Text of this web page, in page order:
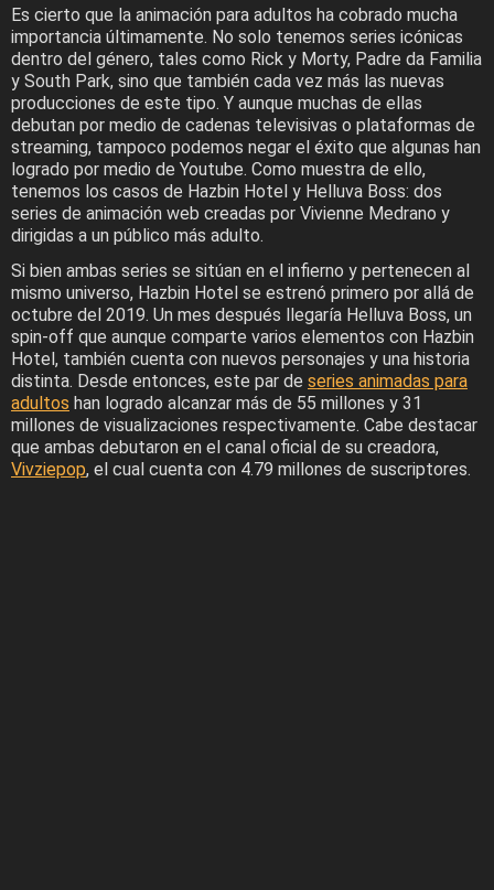
Es cierto que la animación para adultos ha cobrado mucha
importancia últimamente. No solo tenemos series icónicas
dentro del género, tales como Rick y Morty, Padre da Familia
y South Park, sino que también cada vez más las nuevas
producciones de este tipo. Y aunque muchas de ellas
debutan por medio de cadenas televisivas o plataformas de
streaming, tampoco podemos negar el éxito que algunas han
logrado por medio de Youtube. Como muestra de ello,
tenemos los casos de Hazbin Hotel y Helluva Boss: dos
series de animación web creadas por Vivienne Medrano y
dirigidas a un público más adulto.
Si bien ambas series se sitúan en el infierno y pertenecen al
mismo universo, Hazbin Hotel se estrenó primero por allá de
octubre del 2019. Un mes después llegaría Helluva Boss, un
spin-off que aunque comparte varios elementos con Hazbin
Hotel, también cuenta con nuevos personajes y una historia
distinta. Desde entonces, este par de series animadas para
adultos han logrado alcanzar más de 55 millones y 31
millones de visualizaciones respectivamente. Cabe destacar
que ambas debutaron en el canal oficial de su creadora,
Vivziepop, el cual cuenta con 4.79 millones de suscriptores.